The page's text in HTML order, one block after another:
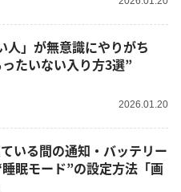
人」が無意識にやりがち
たいない入り方3選”
2026.01.20
いる間の通知・バッテリー
眠モード”の設定方法「画